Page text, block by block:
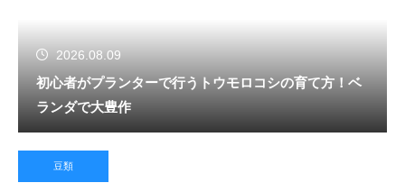
2026.08.09
初心者がプランターで行うトウモロコシの育て方！ベ
ランダで大豊作
豆類